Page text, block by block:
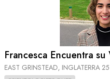
Francesca Encuentra su
EAST GRINSTEAD, INGLATERRA